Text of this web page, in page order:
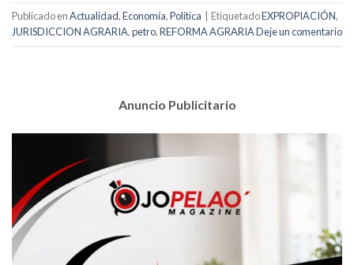
Publicado enActualidad,Economía,Política EtiquetadoEXPROPIACIÓN,
JURISDICCION AGRARIA,petro,REFORMA AGRARIADeje un comentario
Anuncio Publicitario